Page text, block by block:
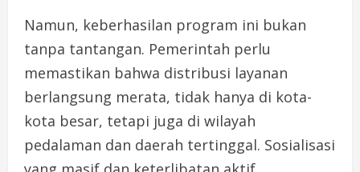
Namun, keberhasilan program ini bukan
tanpa tantangan. Pemerintah perlu
memastikan bahwa distribusi layanan
berlangsung merata, tidak hanya di kota-
kota besar, tetapi juga di wilayah
pedalaman dan daerah tertinggal. Sosialisasi